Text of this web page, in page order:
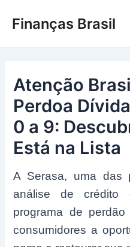
paraFinanças Brasil
Atenção
Perdoa
0 a 9:
Está na Lista
A Serasa, uma das
análise de crédito
programa de
consumidores a